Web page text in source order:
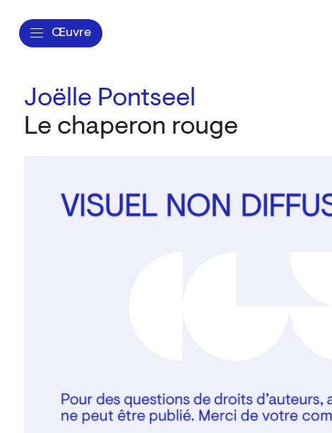
Œuvre
Joëlle Pontseel
Le chaperon rouge